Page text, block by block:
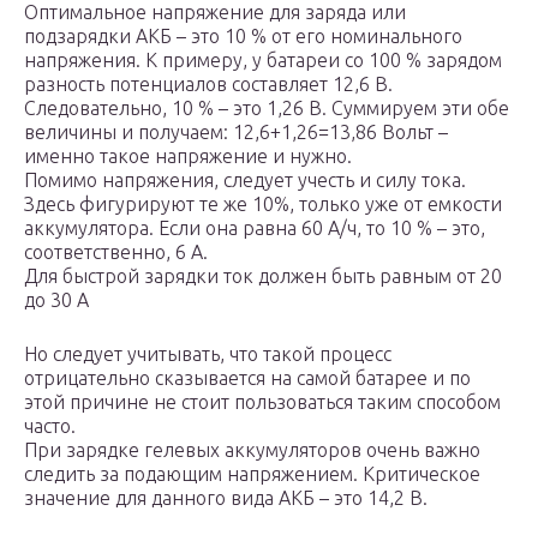
Оптимальное напряжение для заряда или
подзарядки АКБ – это 10 % от его номинального
напряжения. К примеру, у батареи со 100 % зарядом
разность потенциалов составляет 12,6 В.
Следовательно, 10 % – это 1,26 В. Суммируем эти обе
величины и получаем: 12,6+1,26=13,86 Вольт –
именно такое напряжение и нужно.
Помимо напряжения, следует учесть и силу тока.
Здесь фигурируют те же 10%, только уже от емкости
аккумулятора. Если она равна 60 А/ч, то 10 % – это,
соответственно, 6 А.
Для быстрой зарядки ток должен быть равным от 20
до 30 А
Но следует учитывать, что такой процесс
отрицательно сказывается на самой батарее и по
этой причине не стоит пользоваться таким способом
часто.
При зарядке гелевых аккумуляторов очень важно
следить за подающим напряжением. Критическое
значение для данного вида АКБ – это 14,2 В.